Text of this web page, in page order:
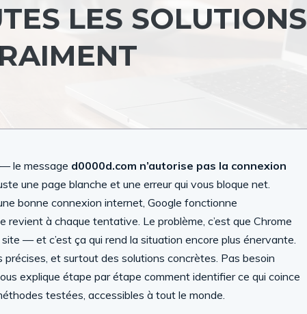
LES SOLUTIONS
le message d0000d.com n’autorise pas la connexion
une page blanche et une erreur qui vous bloque net.
bonne connexion internet, Google fonctionne
à chaque tentative. Le problème, c’est que Chrome
— et c’est ça qui rend la situation encore plus énervante.
et surtout des solutions concrètes. Pas besoin
explique étape par étape comment identifier ce qui coince
testées, accessibles à tout le monde.